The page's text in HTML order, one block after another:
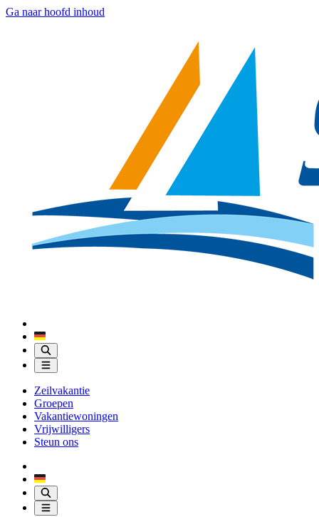
Ga naar hoofd inhoud
Zeilvakantie
Groepen
Vakantiewoningen
Vrijwilligers
Steun ons